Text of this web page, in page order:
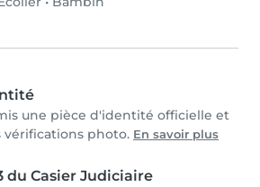
une pièce d'identité officielle et
vérifications photo. En savoir plus
du Casier Judiciaire